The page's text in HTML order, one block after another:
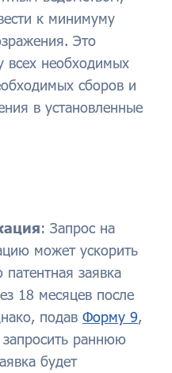
к минимуму
Это
всех необходимых
сборов и
в установленные
: Запрос на
может ускорить
заявка
18 месяцев после
подав Форму 9,
запросить раннюю
будет